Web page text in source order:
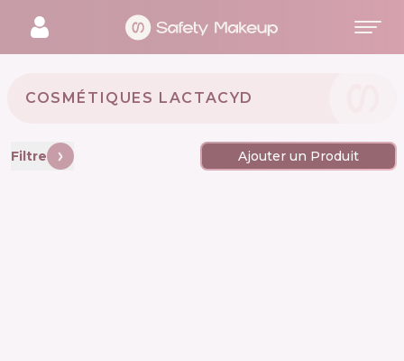
COSMÉTIQUES LACTACYD 🇫🇷
Filtre Ajouter un Produit